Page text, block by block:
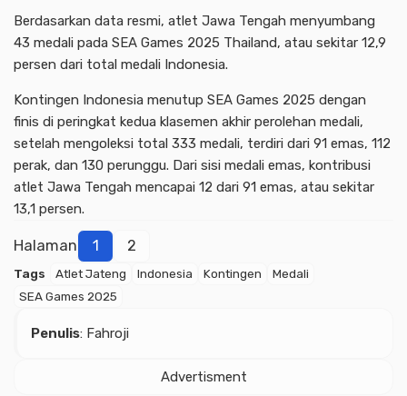
Berdasarkan data resmi, atlet Jawa Tengah menyumbang
43 medali pada SEA Games 2025 Thailand, atau sekitar 12,9
persen dari total medali Indonesia.
Kontingen Indonesia menutup SEA Games 2025 dengan
finis di peringkat kedua klasemen akhir perolehan medali,
setelah mengoleksi total 333 medali, terdiri dari 91 emas, 112
perak, dan 130 perunggu. Dari sisi medali emas, kontribusi
atlet Jawa Tengah mencapai 12 dari 91 emas, atau sekitar
13,1 persen.
Halaman 1 2
Tags Atlet Jateng Indonesia Kontingen
Medali
SEA Games 2025
Penulis: Fahroji
Advertisment